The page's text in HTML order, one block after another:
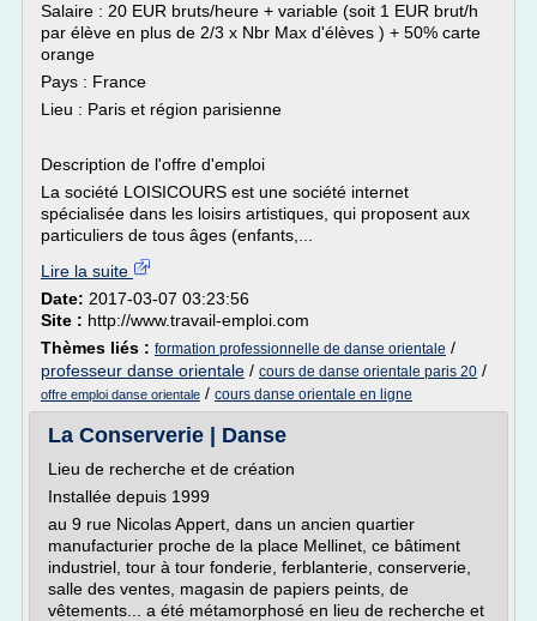
Salaire : 20 EUR bruts/heure + variable (soit 1 EUR brut/h
par élève en plus de 2/3 x Nbr Max d'élèves ) + 50% carte
orange
Pays : France
Lieu : Paris et région parisienne
Description de l'offre d'emploi
La société LOISICOURS est une société internet
spécialisée dans les loisirs artistiques, qui proposent aux
particuliers de tous âges (enfants,...
Lire la suite
Date: 2017-03-07 03:23:56
Site : http://www.travail-emploi.com
Thèmes liés : formation professionnelle de danse orientale /
professeur danse orientale / cours de danse orientale paris 20 /
offre emploi danse orientale / cours danse orientale en ligne
La Conserverie | Danse
Lieu de recherche et de création
Installée depuis 1999
au 9 rue Nicolas Appert, dans un ancien quartier
manufacturier proche de la place Mellinet, ce bâtiment
industriel, tour à tour fonderie, ferblanterie, conserverie,
salle des ventes, magasin de papiers peints, de
vêtements... a été métamorphosé en lieu de recherche et